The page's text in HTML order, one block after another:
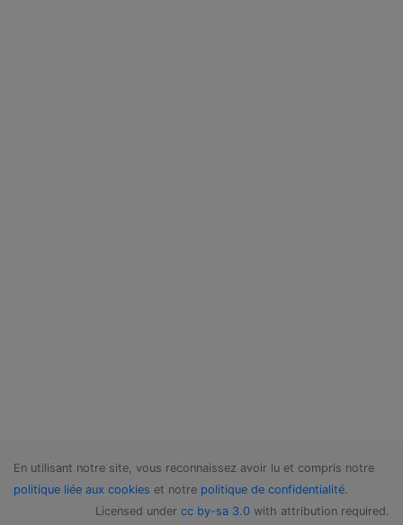
En utilisant notre site, vous reconnaissez avoir lu et compris notre
politique liée aux cookies et notre politique de confidentialité.
Licensed under cc by-sa 3.0 with attribution required.